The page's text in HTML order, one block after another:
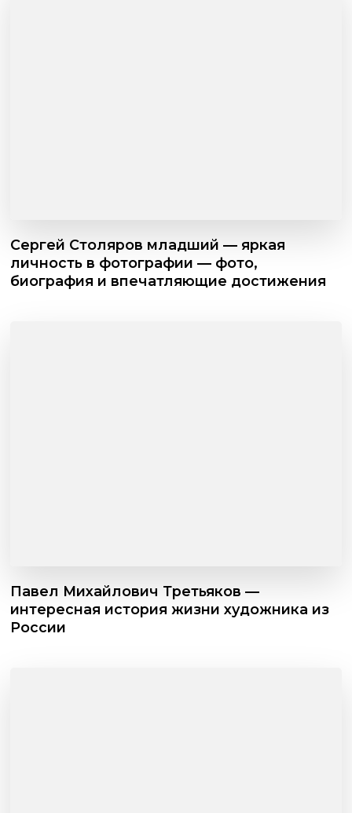
Сергей Столяров младший — яркая
личность в фотографии — фото,
биография и впечатляющие достижения
Павел Михайлович Третьяков —
интересная история жизни художника из
России